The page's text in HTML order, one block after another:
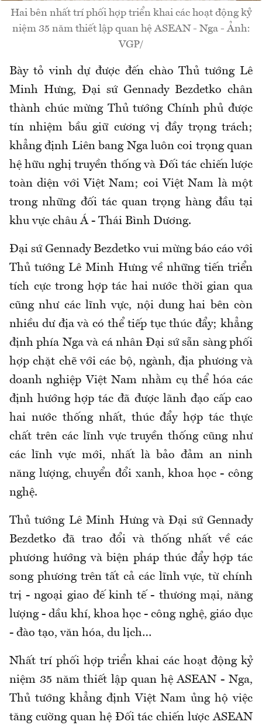
Hai bên nhất trí phối hợp triển khai các hoạt động kỷ
niệm 35 năm thiết lập quan hệ ASEAN - Nga - Ảnh:
VGP/
Bày tỏ vinh dự được đến chào Thủ tướng Lê
Minh Hưng, Đại sứ Gennady Bezdetko chân
thành chúc mừng Thủ tướng Chính phủ được
tín nhiệm bầu giữ cương vị đầy trọng trách;
khẳng định Liên bang Nga luôn coi trọng quan
hệ hữu nghị truyền thống và Đối tác chiến lược
toàn diện với Việt Nam; coi Việt Nam là một
trong những đối tác quan trọng hàng đầu tại
khu vực châu Á - Thái Bình Dương.
Đại sứ Gennady Bezdetko vui mừng báo cáo với
Thủ tướng Lê Minh Hưng về những tiến triển
tích cực trong hợp tác hai nước thời gian qua
cũng như các lĩnh vực, nội dung hai bên còn
nhiều dư địa và có thể tiếp tục thúc đẩy; khẳng
định phía Nga và cá nhân Đại sứ sẵn sàng phối
hợp chặt chẽ với các bộ, ngành, địa phương và
doanh nghiệp Việt Nam nhằm cụ thể hóa các
định hướng hợp tác đã được lãnh đạo cấp cao
hai nước thống nhất, thúc đẩy hợp tác thực
chất trên các lĩnh vực truyền thống cũng như
các lĩnh vực mới, nhất là bảo đảm an ninh
năng lượng, chuyển đổi xanh, khoa học - công
nghệ.
Thủ tướng Lê Minh Hưng và Đại sứ Gennady
Bezdetko đã trao đổi và thống nhất về các
phương hướng và biện pháp thúc đẩy hợp tác
song phương trên tất cả các lĩnh vực, từ chính
trị - ngoại giao đế kinh tế - thương mại, năng
lượng - dầu khí, khoa học - công nghệ, giáo dục
- đào tạo, văn hóa, du lịch…
Nhất trí phối hợp triển khai các hoạt động kỷ
niệm 35 năm thiết lập quan hệ ASEAN - Nga,
Thủ tướng khẳng định Việt Nam ủng hộ việc
tăng cường quan hệ Đối tác chiến lược ASEAN